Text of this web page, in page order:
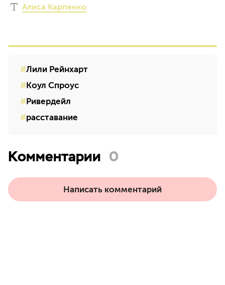
Алиса Карпенко
Лили Рейнхарт
Коул Спроус
Ривердейл
расставание
Комментарии 0
Написать комментарий